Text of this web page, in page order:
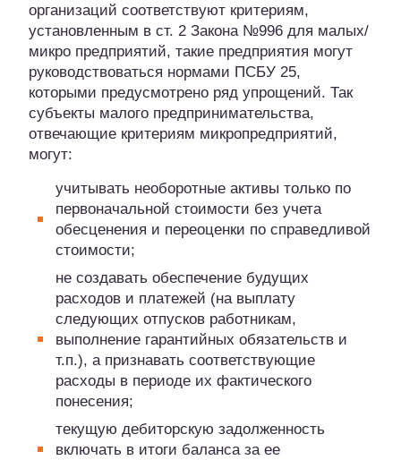
организаций соответствуют критериям,
установленным в ст. 2 Закона №996 для малых/
микро предприятий, такие предприятия могут
руководствоваться нормами ПСБУ 25,
которыми предусмотрено ряд упрощений. Так
субъекты малого предпринимательства,
отвечающие критериям микропредприятий,
могут:
учитывать необоротные активы только по
первоначальной стоимости без учета
обесценения и переоценки по справедливой
стоимости;
не создавать обеспечение будущих
расходов и платежей (на выплату
следующих отпусков работникам,
выполнение гарантийных обязательств и
т.п.), а признавать соответствующие
расходы в периоде их фактического
понесения;
текущую дебиторскую задолженность
включать в итоги баланса за ее